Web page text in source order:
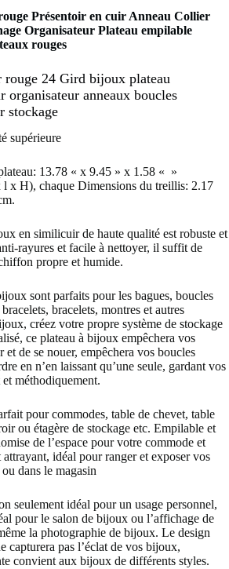
Présentoir en cuir Anneau Collier
Organisateur Plateau empilable
rouges
24 Gird bijoux plateau
anneaux boucles
stockage
supérieure
13.78 « x 9.45 » x 1.58 « »
x H), chaque Dimensions du treillis: 2.17
en similicuir de haute qualité est robuste et
rayures et facile à nettoyer, il suffit de
propre et humide.
sont parfaits pour les bagues, boucles
bracelets, montres et autres
créez votre propre système de stockage
ce plateau à bijoux empêchera vos
et de se nouer, empêchera vos boucles
en n’en laissant qu’une seule, gardant vos
méthodiquement.
pour commodes, table de chevet, table
ou étagère de stockage etc. Empilable et
de l’espace pour votre commode et
idéal pour ranger et exposer vos
dans le magasin
seulement idéal pour un usage personnel,
pour le salon de bijoux ou l’affichage de
la photographie de bijoux. Le design
capturera pas l’éclat de vos bijoux,
convient aux bijoux de différents styles.